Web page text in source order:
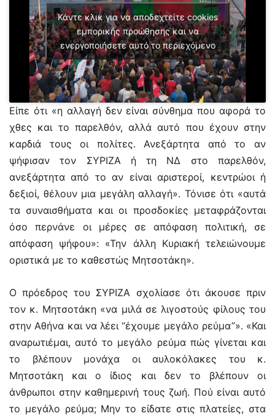
Κάντε κλικ για να αποδεχτείτε cookies
εμπορικής προώθησης και να
ενεργοποιήσετε αυτό το περιεχόμενο
Είπε ότι «η αλλαγή δεν είναι σύνθημα που αφορά το
χθες και το παρελθόν, αλλά αυτό που έχουν στην
καρδιά τους οι πολίτες. Ανεξάρτητα από το αν
ψήφισαν τον ΣΥΡΙΖΑ ή τη ΝΔ στο παρελθόν,
ανεξάρτητα από το αν είναι αριστεροί, κεντρώοι ή
δεξιοί, θέλουν μια μεγάλη αλλαγή». Τόνισε ότι «αυτά
τα συναισθήματα και οι προσδοκίες μεταφράζονται
όσο περνάνε οι μέρες σε απόφαση πολιτική, σε
απόφαση ψήφου»: «Την άλλη Κυριακή τελειώνουμε
οριστικά με το καθεστώς Μητσοτάκη».
Ο πρόεδρος του ΣΥΡΙΖΑ σχολίασε ότι άκουσε πριν
τον κ. Μητσοτάκη «να μιλά σε λιγοστούς φίλους του
στην Αθήνα και να λέει “έχουμε μεγάλο ρεύμα”». «Και
αναρωτιέμαι, αυτό το μεγάλο ρεύμα πώς γίνεται και
το βλέπουν μονάχα οι αυλοκόλακες του κ.
Μητσοτάκη και ο ίδιος και δεν το βλέπουν οι
άνθρωποι στην καθημερινή τους ζωή. Πού είναι αυτό
το μεγάλο ρεύμα; Μην το είδατε στις πλατείες, στα